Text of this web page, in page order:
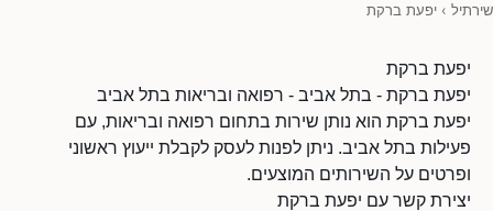
שירתיל › יפעת ברקת
יפעת ברקת
יפעת ברקת - בתל אביב - רפואה ובריאות בתל אביב
יפעת ברקת הוא נותן שירות בתחום רפואה ובריאות, עם
פעילות בתל אביב. ניתן לפנות לעסק לקבלת ייעוץ ראשוני
ופרטים על השירותים המוצעים.
יצירת קשר עם יפעת ברקת